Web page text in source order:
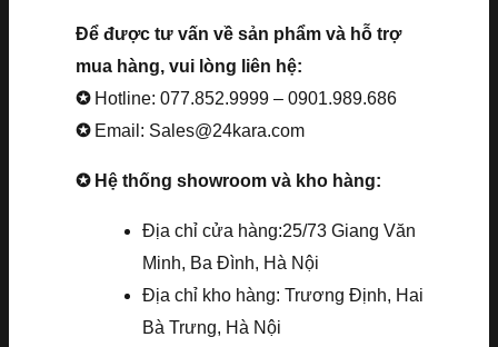
Để được tư vấn về sản phẩm và hỗ trợ
mua hàng, vui lòng liên hệ:
✪ Hotline: 077.852.9999 – 0901.989.686
✪ Email: Sales@24kara.com
✪ Hệ thống showroom và kho hàng:
Địa chỉ cửa hàng:25/73 Giang Văn
Minh, Ba Đình, Hà Nội
Địa chỉ kho hàng: Trương Định, Hai
Bà Trưng, Hà Nội